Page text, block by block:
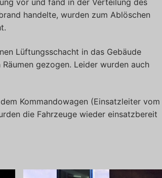
vor und fand in der Verteilung des
handelte, wurden zum Ablöschen
Lüftungsschacht in das Gebäude
gezogen. Leider wurden auch
Kommandowagen (Einsatzleiter vom
die Fahrzeuge wieder einsatzbereit